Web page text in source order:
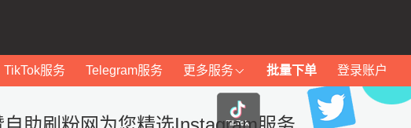
TikTok服务 Telegram服务 更多服务 批量下单 登录账户